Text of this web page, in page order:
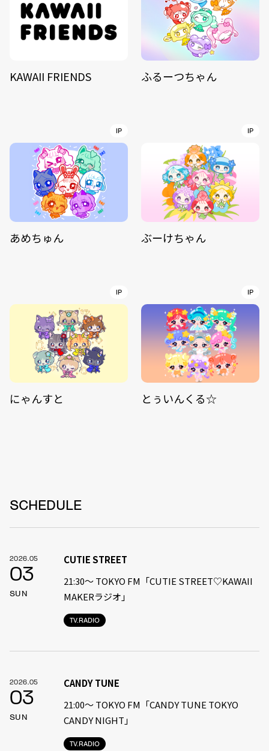
KAWAII FRIENDS ふるーつちゃん
IP
あめちゅん
IP
ぶーけちゃん
IP
にゃんすと
IP
とぅいんくる☆
SCHEDULE
2026.05
03
SUN
TV.RADIO
CUTIE STREET
21:30〜 TOKYO FM「CUTIE STREET♡KAWAII
MAKERラジオ」
2026.05
03
SUN
TV.RADIO
CANDY TUNE
21:00〜 TOKYO FM「CANDY TUNE TOKYO
CANDY NIGHT」